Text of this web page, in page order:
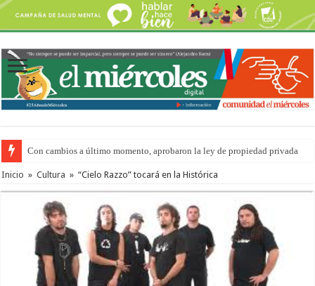
Con cambios a último momento, aprobaron la ley de propiedad privada
Inicio » Cultura » “Cielo Razzo” tocará en la Histórica